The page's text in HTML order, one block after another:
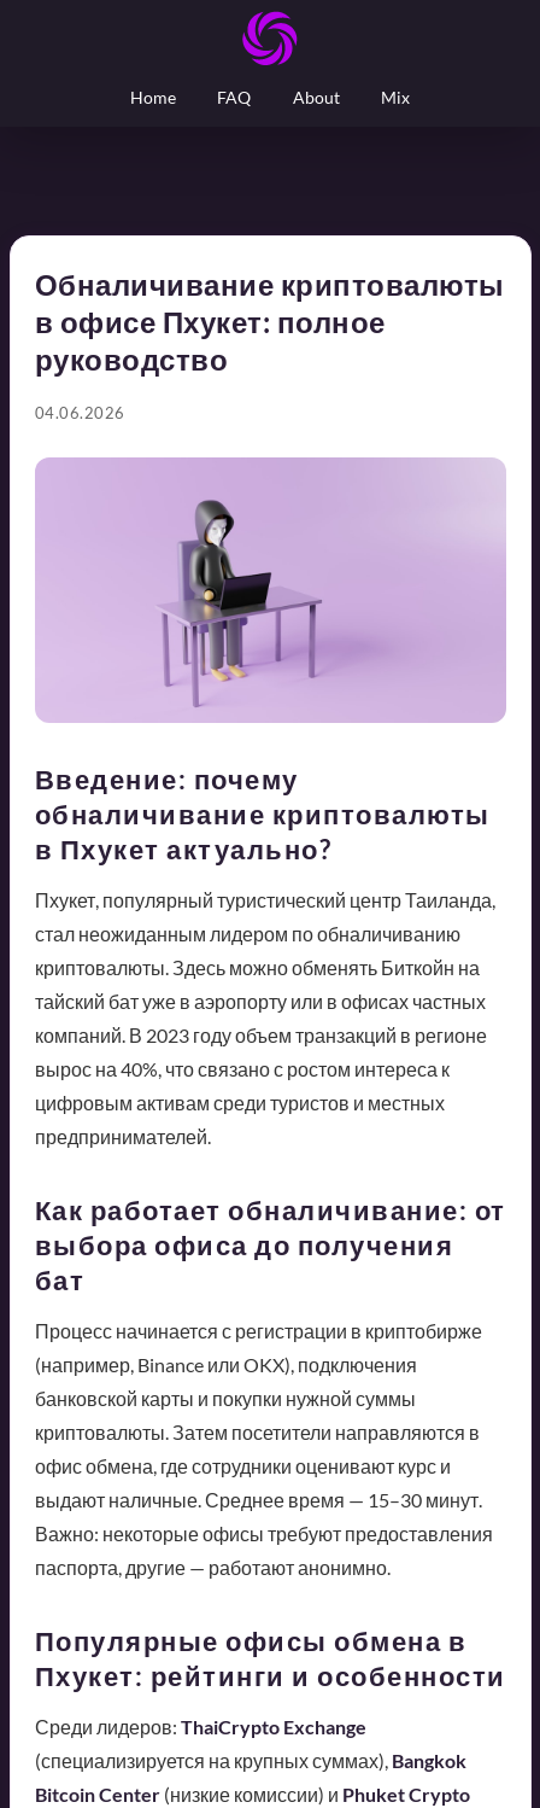
Home FAQ About Mix
Обналичивание криптовалюты
в офисе Пхукет: полное
руководство
04.06.2026
Введение: почему
обналичивание криптовалюты
в Пхукет актуально?
Пхукет, популярный туристический центр Таиланда,
стал неожиданным лидером по обналичиванию
криптовалюты. Здесь можно обменять Биткойн на
тайский бат уже в аэропорту или в офисах частных
компаний. В 2023 году объем транзакций в регионе
вырос на 40%, что связано с ростом интереса к
цифровым активам среди туристов и местных
предпринимателей.
Как работает обналичивание: от
выбора офиса до получения
бат
Процесс начинается с регистрации в криптобирже
(например, Binance или OKX), подключения
банковской карты и покупки нужной суммы
криптовалюты. Затем посетители направляются в
офис обмена, где сотрудники оценивают курс и
выдают наличные. Среднее время — 15–30 минут.
Важно: некоторые офисы требуют предоставления
паспорта, другие — работают анонимно.
Популярные офисы обмена в
Пхукет: рейтинги и особенности
Среди лидеров: ThaiCrypto Exchange
(специализируется на крупных суммах), Bangkok
Bitcoin Center(низкие комиссии) и Phuket Crypto